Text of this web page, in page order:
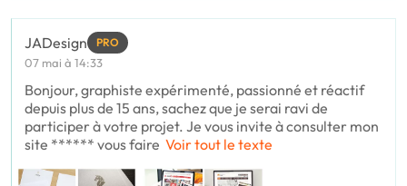
JADesign PRO
07 mai à 14:33
Bonjour, graphiste expérimenté, passionné et réactif
depuis plus de 15 ans, sachez que je serai ravi de
participer à votre projet. Je vous invite à consulter mon
site ****** vous faire Voir tout le texte